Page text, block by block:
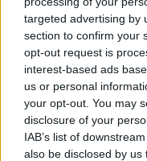
targeted advertising by
section to confirm your
opt-out request is
interest-based ads
us or personal
your opt-out. You may
disclosure of your
IAB’s list of
also be disclosed by